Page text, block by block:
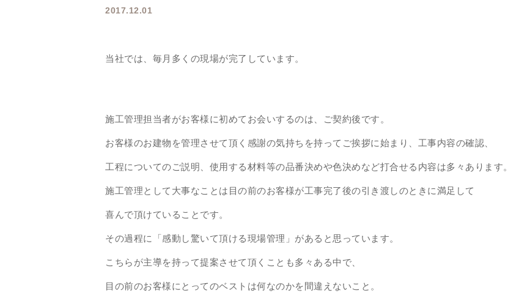
2017.12.01
当社では、毎月多くの現場が完了しています。
施工管理担当者がお客様に初めてお会いするのは、ご契約後です。
お客様のお建物を管理させて頂く感謝の気持ちを持ってご挨拶に始まり、工事内容の確認、
工程についてのご説明、使用する材料等の品番決めや色決めなど打合せる内容は多々あります。
施工管理として大事なことは目の前のお客様が工事完了後の引き渡しのときに満足して
喜んで頂けていることです。
その過程に「感動し驚いて頂ける現場管理」があると思っています。
こちらが主導を持って提案させて頂くことも多々ある中で、
目の前のお客様にとってのベストは何なのかを間違えないこと。